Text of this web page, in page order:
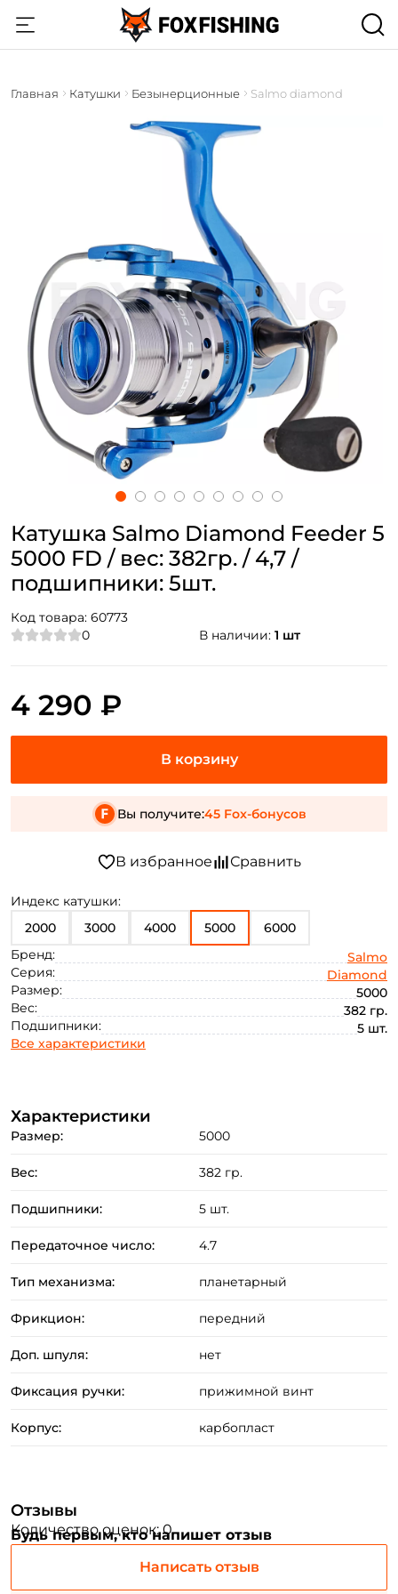
Главная Катушки Безынерционные Salmo diamond
Катушка Salmo Diamond Feeder 5
5000 FD / вес: 382гр. / 4,7 /
подшипники: 5шт.
Код товара: 60773
0
В наличии: 1 шт
Индекс катушки:
2000
3000 4000 5000
6000
Бренд:
Salmo
Серия:
Diamond
Размер:
5000
Вес:
382 гр.
Подшипники:
5 шт.
Все характеристики
4 290 ₽
Вы получите:45 Fox-бонусов
Характеристики
Размер: 5000
Вес: 382 гр.
Подшипники: 5 шт.
Передаточное число: 4.7
Тип механизма: планетарный
Фрикцион: передний
Доп. шпуля: нет
Фиксация ручки: прижимной винт
Корпус: карбопласт
Отзывы
Количество оценок: 0
Будь первым, кто напишет отзыв
Написать отзыв